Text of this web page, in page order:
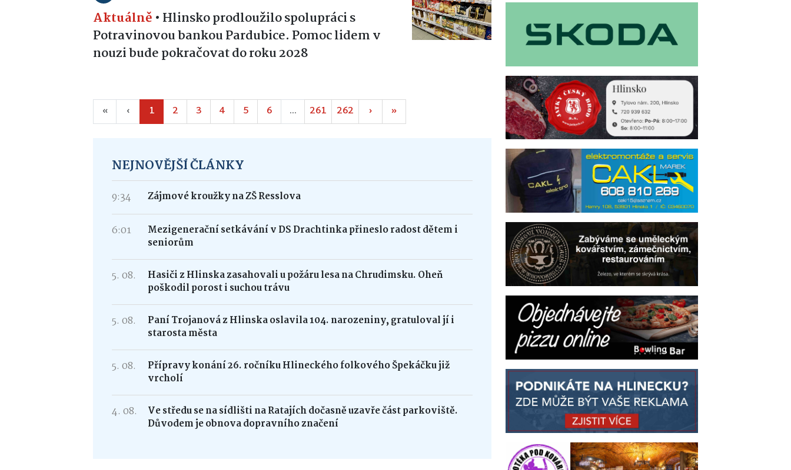
Aktuálně • Hlinsko prodloužilo spolupráci s
Potravinovou bankou Pardubice. Pomoc lidem v
nouzi bude pokračovat do roku 2028
« ‹ 1 2 3 4 5 6 ... 261 262 › »
NEJNOVĚJŠÍ ČLÁNKY
9:34 Zájmové kroužky na ZŠ Resslova
6:01
Mezigenerační setkávání v DS Drachtinka přineslo radost dětem i
seniorům
5. 08.
Hasiči z Hlinska zasahovali u požáru lesa na Chrudimsku. Oheň
poškodil porost i suchou trávu
5. 08.
Paní Trojanová z Hlinska oslavila 104. narozeniny, gratuloval jí i
starosta města
5. 08.
Přípravy konání 26. ročníku Hlineckého folkového Špekáčku již
vrcholí
4. 08.
Ve středu se na sídlišti na Ratajích dočasně uzavře část parkoviště.
Důvodem je obnova dopravního značení